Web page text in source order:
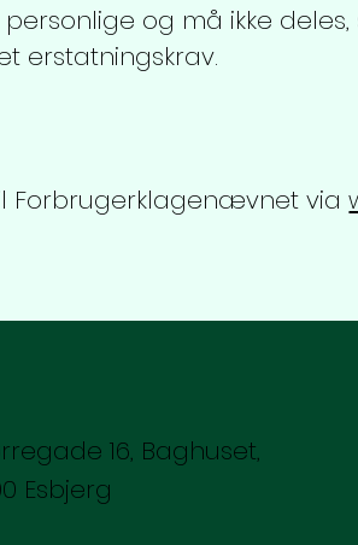
og må ikke
erstatningskrav.
Forbrugerklagenævnet via
16, Baghuset,
Esbjerg